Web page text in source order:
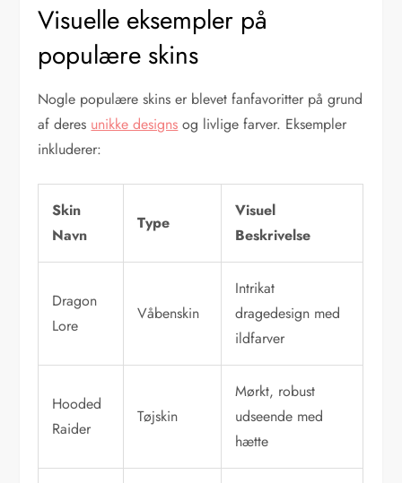
Visuelle eksempler på
populære skins
Nogle populære skins er blevet fanfavoritter på grund
af deres unikke designs og livlige farver. Eksempler
inkluderer:
Skin
Navn
Type
Visuel
Beskrivelse
Dragon
Lore
Våbenskin
Intrikat
dragedesign med
ildfarver
Hooded
Raider
Tøjskin
Mørkt, robust
udseende med
hætte